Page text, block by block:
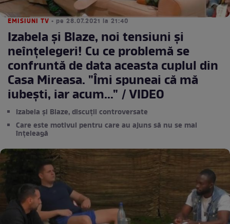
EMISIUNI TV • pe 28.07.2021 la 21:40
Izabela și Blaze, noi tensiuni și
neînțelegeri! Cu ce problemă se
confruntă de data aceasta cuplul din
Casa Mireasa. "Îmi spuneai că mă
iubești, iar acum..." / VIDEO
Izabela și Blaze, discuții controversate
Care este motivul pentru care au ajuns să nu se mai
înțeleagă